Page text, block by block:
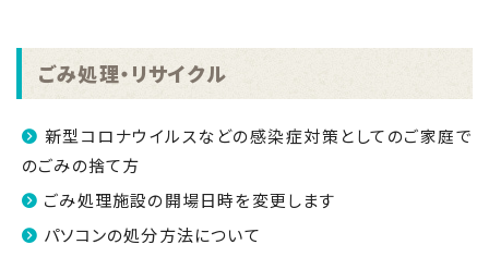
ごみ処理・リサイクル
新型コロナウイルスなどの感染症対策としてのご家庭で
のごみの捨て方
ごみ処理施設の開場日時を変更します
パソコンの処分方法について